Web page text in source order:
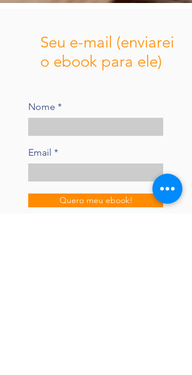
Seu e-mail (enviarei
o ebook para ele)
Nome
Email
Quero meu ebook!